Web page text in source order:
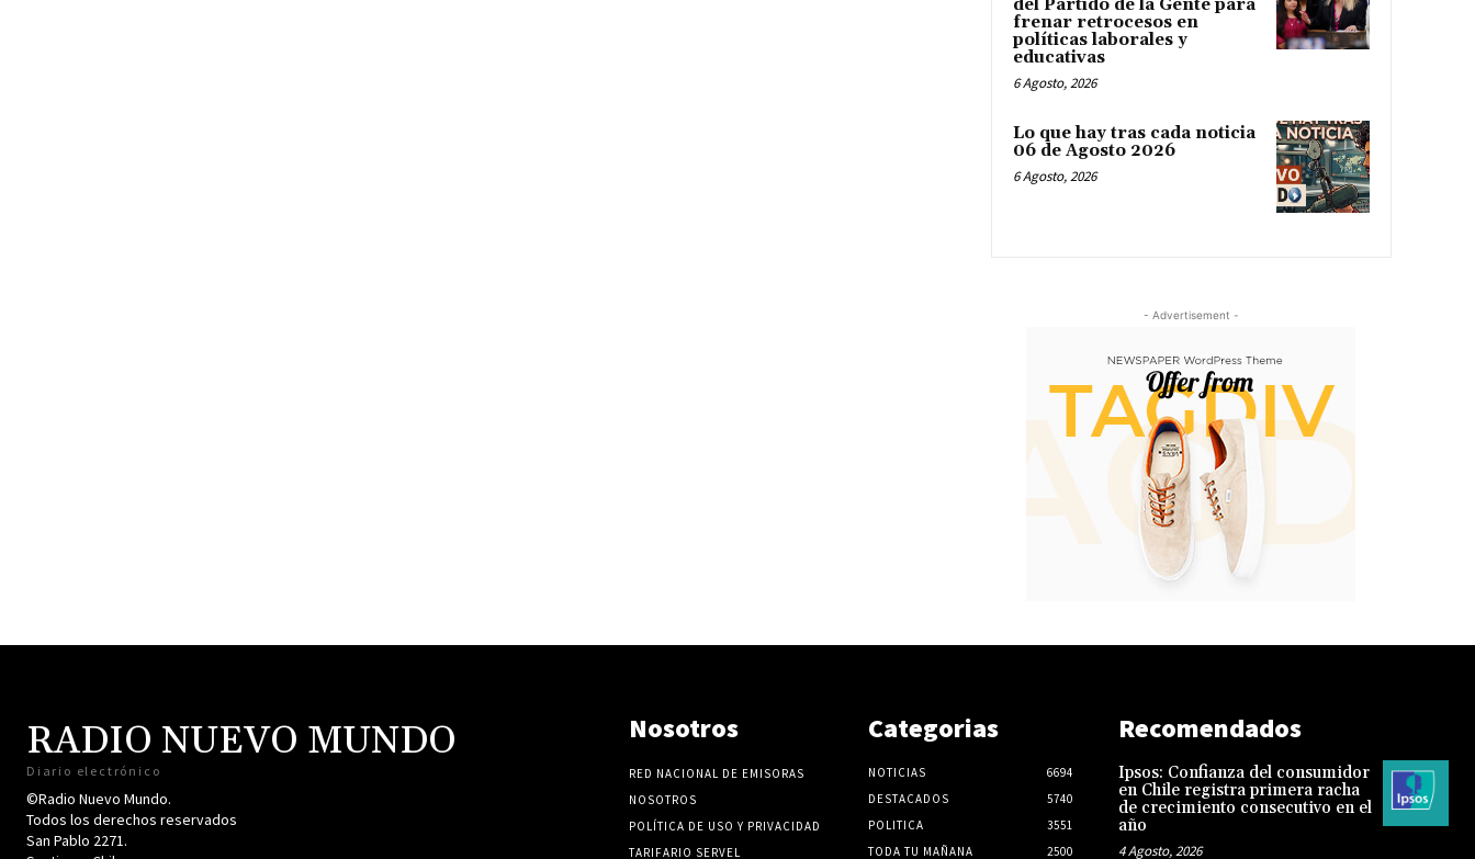
del Partido de la Gente para
frenar retrocesos en
políticas laborales y
educativas
6 Agosto, 2026
Lo que hay tras cada noticia
06 de Agosto 2026
6 Agosto, 2026
- Advertisement -
RADIO NUEVO MUNDO
Diario electrónico
©Radio Nuevo Mundo.
Todos los derechos reservados
San Pablo 2271.
Nosotros
RED NACIONAL DE EMISORAS
NOSOTROS
POLÍTICA DE USO Y PRIVACIDAD
TARIFARIO SERVEL
Categorias
NOTICIAS
6694
DESTACADOS
5740
POLITICA
3551
TODA TU MAÑANA
2500
Recomendados
Ipsos: Confianza del consumidor
en Chile registra primera racha
de crecimiento consecutivo en el
año
4 Agosto, 2026